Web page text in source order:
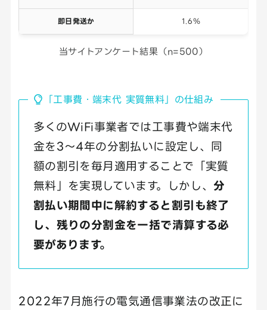
即日発送か 1.6％
当サイトアンケート結果（n=500）
「工事費・端末代 実質無料」の仕組み
多くのWiFi事業者では工事費や端末代
金を3〜4年の分割払いに設定し、同
額の割引を毎月適用することで「実質
無料」を実現しています。しかし、 分
割払い期間中に解約すると割引も終了
し、残りの分割金を一括で清算する必
要があります。
2022年7月施行の電気通信事業法の改正に